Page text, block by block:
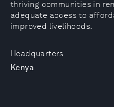
Headquarters
Kenya
thriving communities in
adequate access to
improved livelihoods.